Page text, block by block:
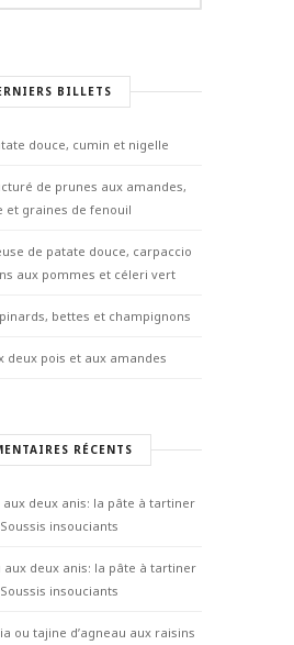
BILLETS
douce, cumin et nigelle
de prunes aux amandes,
et graines de fenouil
de patate douce, carpaccio
aux pommes et céleri vert
bettes et champignons
deux pois et aux amandes
RÉCENTS
aux deux anis: la pâte à tartiner
insouciants
aux deux anis: la pâte à tartiner
insouciants
ou tajine d’agneau aux raisins